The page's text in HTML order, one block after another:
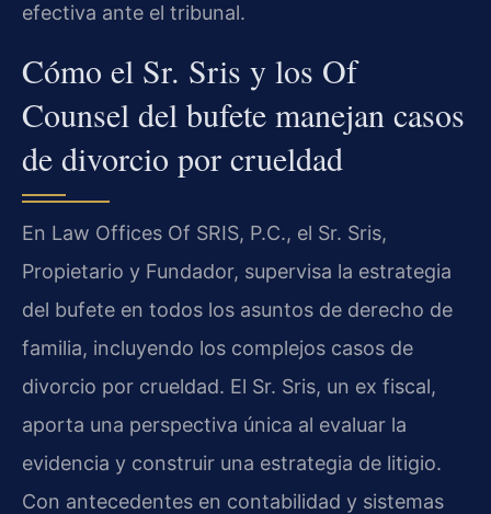
efectiva ante el tribunal.
Cómo el Sr. Sris y los Of
Counsel del bufete manejan casos
de divorcio por crueldad
En Law Offices Of SRIS, P.C., el Sr. Sris,
Propietario y Fundador, supervisa la estrategia
del bufete en todos los asuntos de derecho de
familia, incluyendo los complejos casos de
divorcio por crueldad. El Sr. Sris, un ex fiscal,
aporta una perspectiva única al evaluar la
evidencia y construir una estrategia de litigio.
Con antecedentes en contabilidad y sistemas